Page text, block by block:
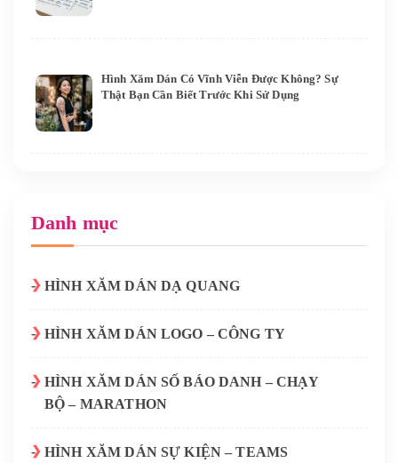
Hình Xăm Dán Có Vĩnh Viễn Được Không? Sự
Thật Bạn Cần Biết Trước Khi Sử Dụng
Danh mục
HÌNH XĂM DÁN DẠ QUANG
HÌNH XĂM DÁN LOGO – CÔNG TY
HÌNH XĂM DÁN SỐ BÁO DANH – CHẠY
BỘ – MARATHON
HÌNH XĂM DÁN SỰ KIỆN – TEAMS